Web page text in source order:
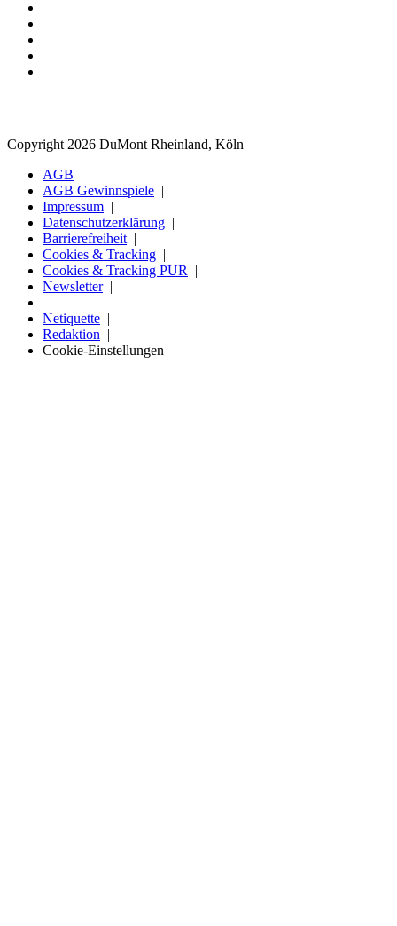
Copyright 2026 DuMont Rheinland, Köln
AGB
AGB Gewinnspiele
Impressum
Datenschutzerklärung
Barrierefreiheit
Cookies & Tracking
Cookies & Tracking PUR
Newsletter
Netiquette
Redaktion
Cookie-Einstellungen